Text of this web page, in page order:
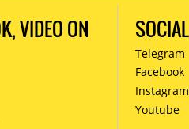
VIDEO ON
Telegram
Facebook
Instagram
Youtube